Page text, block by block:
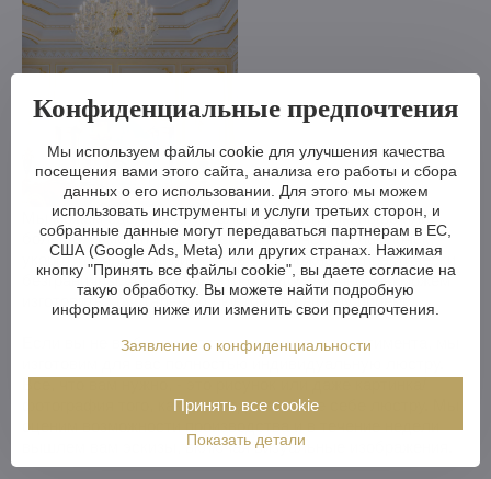
Мы можем сделать хрустальную люстру меньше или
больше, изменить кронштейны, количество лампочек,
укоротить или удлинить цепь - возможности практически
безграничны. А если вам этого недостаточно, мы можем
изготовить хрустальную люстру по вашему проекту.
Если вы не выбрали люстру из нашего ассортимента, мы
фотография того, как вы представляете себе люстру. Мы
оценим возможности производства и в течение недели
вышлем вам эскизы, включая визуальные изображения.
Конфиденциальные предпочтения
Мы используем файлы cookie для улучшения качества
посещения вами этого сайта, анализа его работы и сбора
данных о его использовании. Для этого мы можем
использовать инструменты и услуги третьих сторон, и
собранные данные могут передаваться партнерам в ЕС,
США (Google Ads, Meta) или других странах. Нажимая
кнопку "Принять все файлы cookie", вы даете согласие на
такую обработку. Вы можете найти подробную
информацию ниже или изменить свои предпочтения.
Заявление о конфиденциальности
Показать детали
Принять все cookie